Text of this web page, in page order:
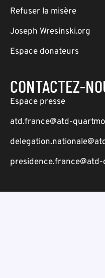
Refuser la misère
Joseph Wresinski.org
Espace donateurs
CONTACTEZ-
Espace presse
atd.france@atd-